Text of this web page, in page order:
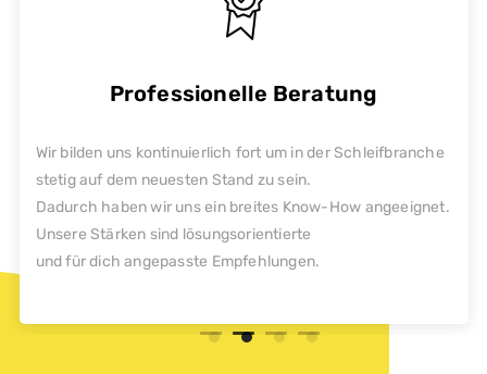
Professionelle Beratung
Wir bilden uns kontinuierlich fort um in der Schleifbranche
stetig auf dem neuesten Stand zu sein.
Dadurch haben wir uns ein breites Know-How angeeignet.
Unsere Stärken sind lösungsorientierte
und für dich angepasste Empfehlungen.